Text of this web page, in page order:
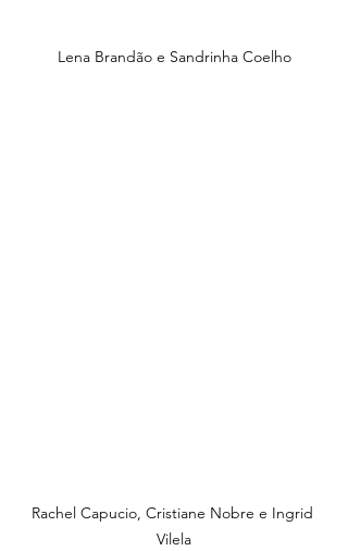
Lena Brandão e Sandrinha Coelho
Rachel Capucio, Cristiane Nobre e Ingrid
Vilela